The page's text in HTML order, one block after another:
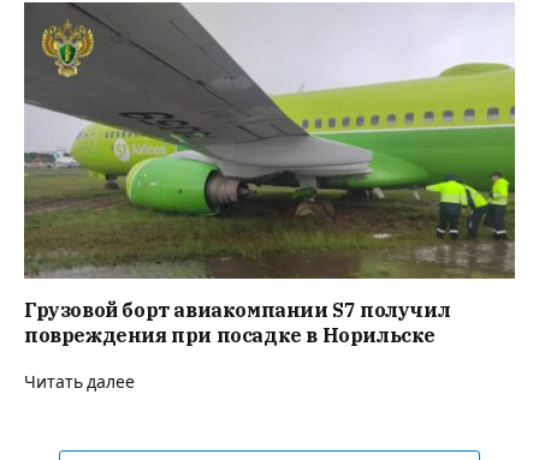
Грузовой борт авиакомпании S7 получил
повреждения при посадке в Норильске
Читать далее